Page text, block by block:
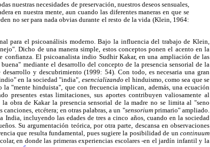
nuestras necesidades de preservación, nuestros deseos sensuales,
en nuestra mente, aun cuando las diferentes maneras en que se
no ser para nada obvias durante el resto de la vida (Klein, 1964:
para el psicoanálisis moderno. Bajo la influencia del trabajo de Klein,
Dicho de una manera simple, estos conceptos ponen el acento en la
El psicoanalista indio Sudhir Kakar, en una ampliación de las
mediante el desarrollo del concepto de la presencia sensorial de la
y descubrimiento (1999: 54). Con todo, es necesaria una gran
en la sociedad "india", esencializandoel hinduismo, como sea que se
"mente hinduista", que con frecuencia implican, además, una ecuación
estas limitaciones, sus aportes contribuyen valiosamente al
obra de Kakar la presencia sensorial de la madre no se limita al "seno
etcétera; en otras palabras, a un "sensorium primario" ampliado.
incluyendo las edades de tres a cinco años, cuando en la sociedad
Su argumentación teórica, por otra parte, descansa en observaciones
que resulta fundamental, pues sugiere la posibilidad de un continuum
en donde las primeras experiencias escolares -en el jardín infantil y la